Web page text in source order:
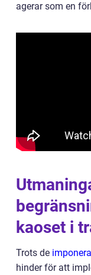
agerar som en
kaoset i
Trots de
hinder för att